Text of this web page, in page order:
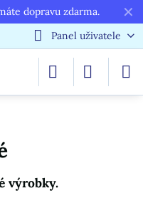
✕
dopravu zdarma.
Panel uživatele